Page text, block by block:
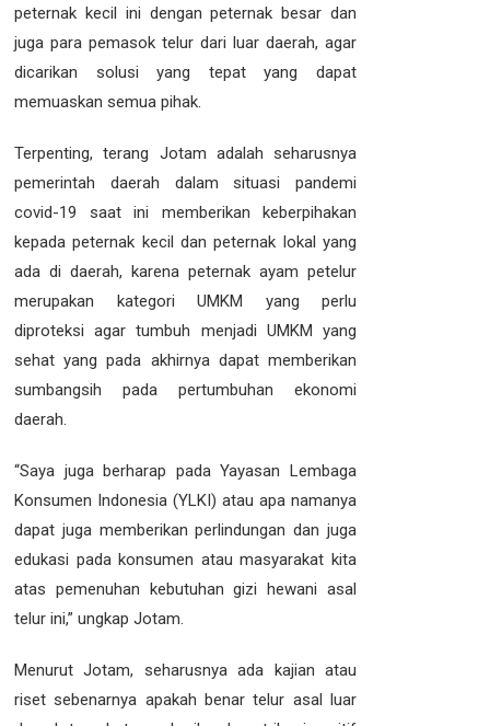
peternak kecil ini dengan peternak besar dan
juga para pemasok telur dari luar daerah, agar
dicarikan solusi yang tepat yang dapat
memuaskan semua pihak.
Terpenting, terang Jotam adalah seharusnya
pemerintah daerah dalam situasi pandemi
covid-19 saat ini memberikan keberpihakan
kepada peternak kecil dan peternak lokal yang
ada di daerah, karena peternak ayam petelur
merupakan kategori UMKM yang perlu
diproteksi agar tumbuh menjadi UMKM yang
sehat yang pada akhirnya dapat memberikan
sumbangsih pada pertumbuhan ekonomi
daerah.
“Saya juga berharap pada Yayasan Lembaga
Konsumen Indonesia (YLKI) atau apa namanya
dapat juga memberikan perlindungan dan juga
edukasi pada konsumen atau masyarakat kita
atas pemenuhan kebutuhan gizi hewani asal
telur ini,” ungkap Jotam.
Menurut Jotam, seharusnya ada kajian atau
riset sebenarnya apakah benar telur asal luar